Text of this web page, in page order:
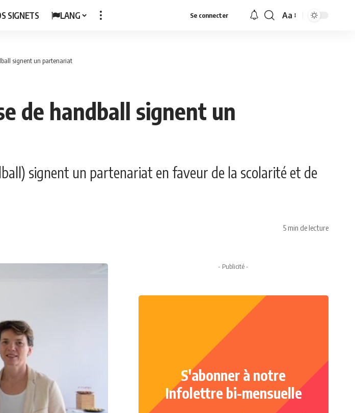
SIGNETS LANG Se connecter
Font
Aa
signent un partenariat
de handball signent un
signent un partenariat en faveur de la scolarité et de
5 min de lecture
- Publicité -
S'abonner à notre
Infolettre bi-mensuelle